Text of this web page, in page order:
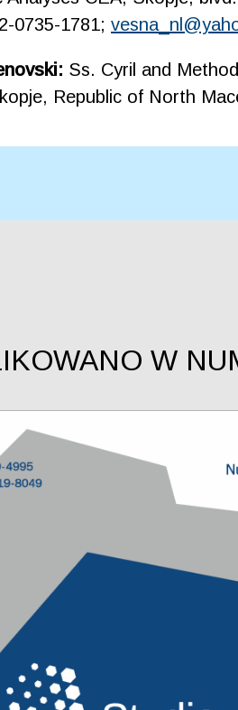
0735-1781;
Ss. Cyril and
Republic of North
W